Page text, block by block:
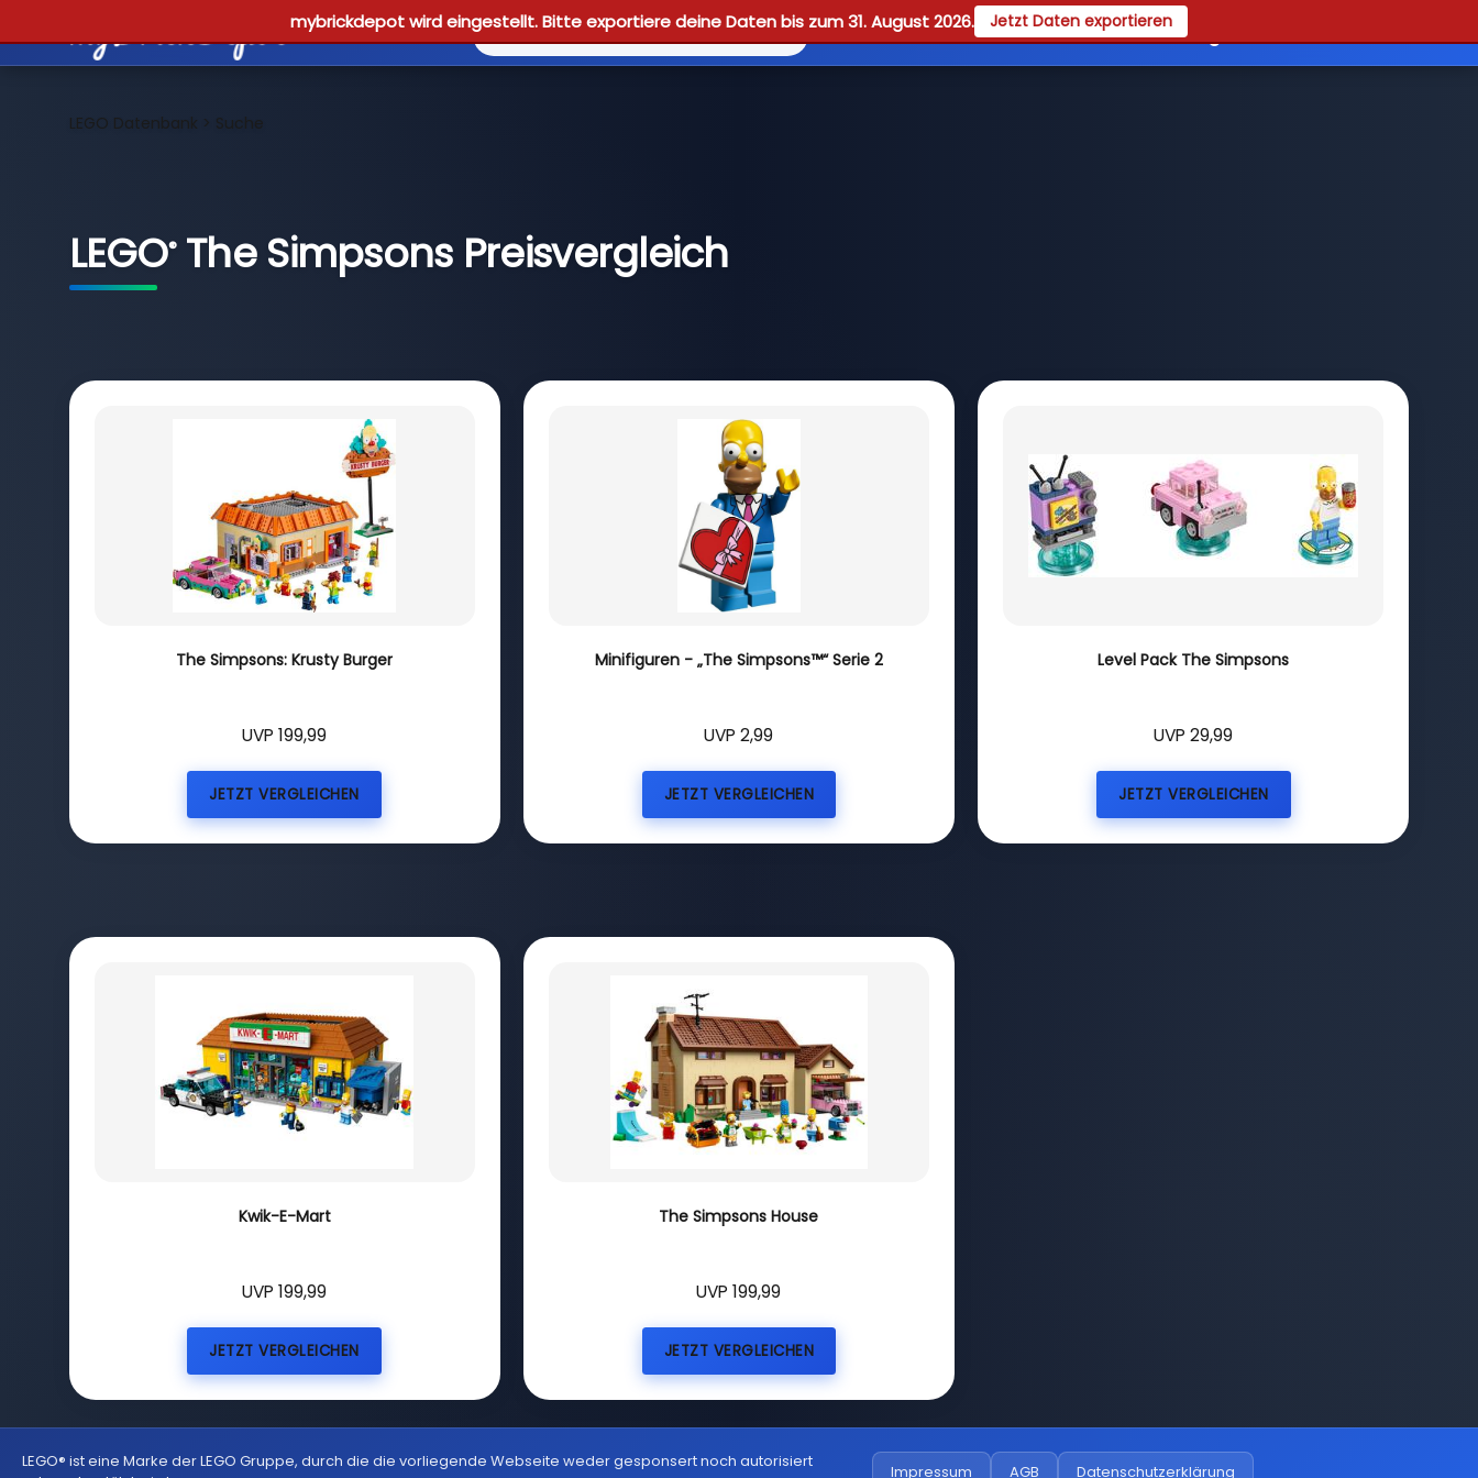
mybrickdepot wird eingestellt. Bitte exportiere deine Daten bis zum 31. August 2026. Jetzt Daten exportieren
Reviews Guides Verwaltung
LEGO Datenbank > Suche
LEGO®The Simpsons Preisvergleich
The Simpsons: Krusty Burger
UVP 199,99
JETZT VERGLEICHEN
Minifiguren - „The Simpsons™“ Serie 2
UVP 2,99
JETZT VERGLEICHEN
Level Pack The Simpsons
UVP 29,99
JETZT VERGLEICHEN
Kwik-E-Mart
UVP 199,99
JETZT VERGLEICHEN
The Simpsons House
UVP 199,99
JETZT VERGLEICHEN
LEGO® ist eine Marke der LEGO Gruppe, durch die die vorliegende Webseite weder gesponsert noch autorisiert
Impressum AGB Datenschutzerklärung